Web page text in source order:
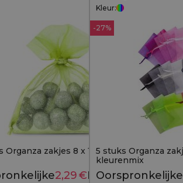
4,79 €
Organza zakjes 8 x 10 cm - groen
2,59 €
2,29€Huidige
Kleur:
-27%
5 stuks Organza
kleurenmix
Oorspronkelijke